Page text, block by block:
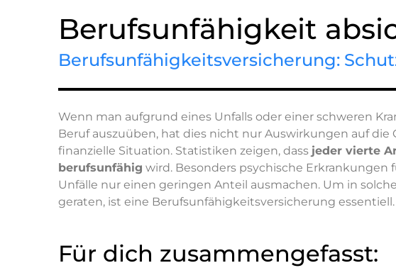
Berufsunfähigkeit
Berufsunfähigkeitsversicherung:
Wenn man aufgrund eines Unfalls oder einer schweren
Beruf auszuüben, hat dies nicht nur Auswirkungen auf die
finanzielle Situation. Statistiken zeigen, dass jeder vierte
berufsunfähig wird. Besonders psychische
Unfälle nur einen geringen Anteil ausmachen. Um in
geraten, ist eine Berufsunfähigkeitsversicherung essentiell.
Für dich zusammengefasst: